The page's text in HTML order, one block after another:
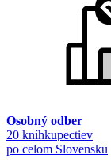
Osobný odber
20 kníhkupectiev
po celom Slovensku